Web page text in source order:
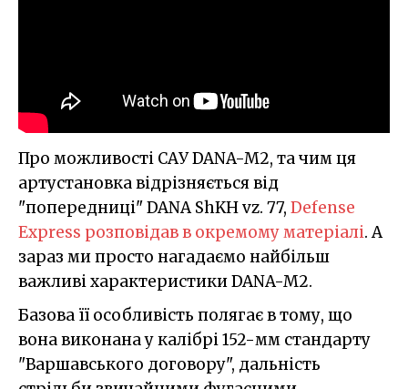
Про можливості САУ DANA-M2, та чим ця
артустановка відрізняється від
"попередниці" DANA ShKH vz. 77, Defense
Express розповідав в окремому матеріалі. А
зараз ми просто нагадаємо найбільш
важливі характеристики DANA-M2.
Базова її особливість полягає в тому, що
вона виконана у калібрі 152-мм стандарту
"Варшавського договору", дальність